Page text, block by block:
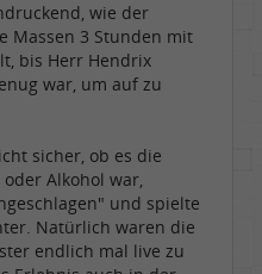
wie der
Massen 3 Stunden mit
bis Herr Hendrix
war, um auf zu
sicher, ob es die
Alkohol war,
und spielte
Natürlich waren die
endlich mal live zu